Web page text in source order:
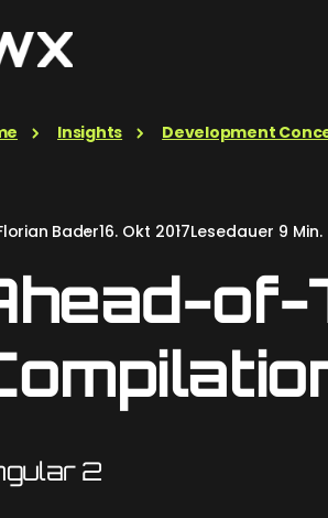
Insights Development
Bader16. Okt 2017Lesedauer 9 Min.
of-
2